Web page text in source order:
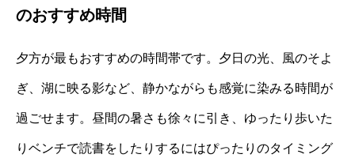
のおすすめ時間
夕方が最もおすすめの時間帯です。夕日の光、風のそよ
ぎ、湖に映る影など、静かながらも感覚に染みる時間が
過ごせます。昼間の暑さも徐々に引き、ゆったり歩いた
りベンチで読書をしたりするにはぴったりのタイミング